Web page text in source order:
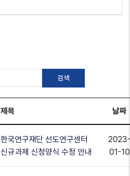
제목 날짜
한국연구재단 선도연구센터
신규과제 신청양식 수정 안내
2023-
01-10